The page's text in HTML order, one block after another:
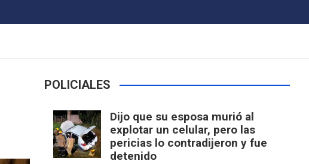
POLICIALES
Dijo que su esposa murió al
explotar un celular, pero las
pericias lo contradijeron y fue
detenido